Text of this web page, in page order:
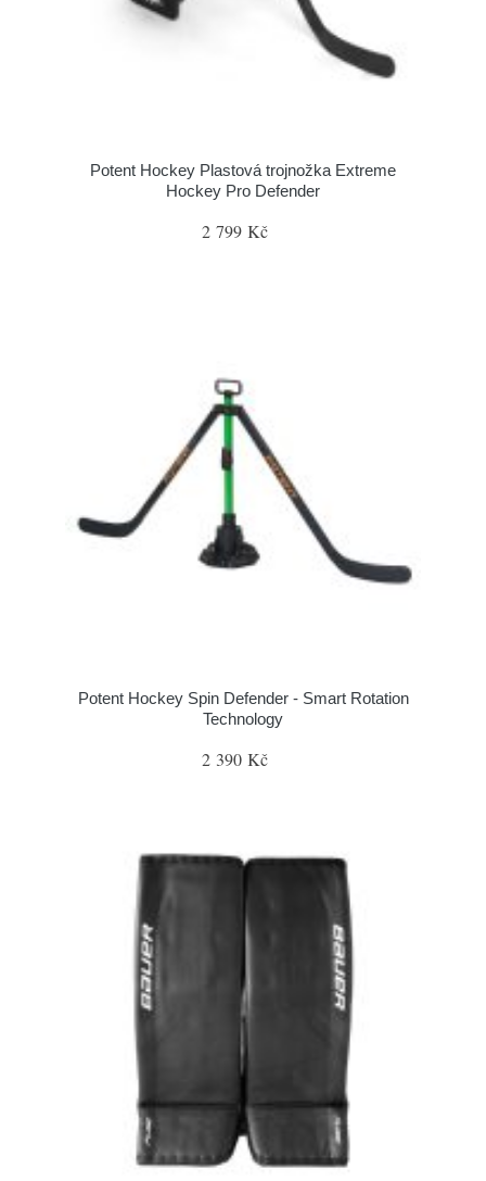
Potent Hockey Plastová trojnožka Extreme
Hockey Pro Defender
2 799 Kč
Potent Hockey Spin Defender - Smart Rotation
Technology
2 390 Kč